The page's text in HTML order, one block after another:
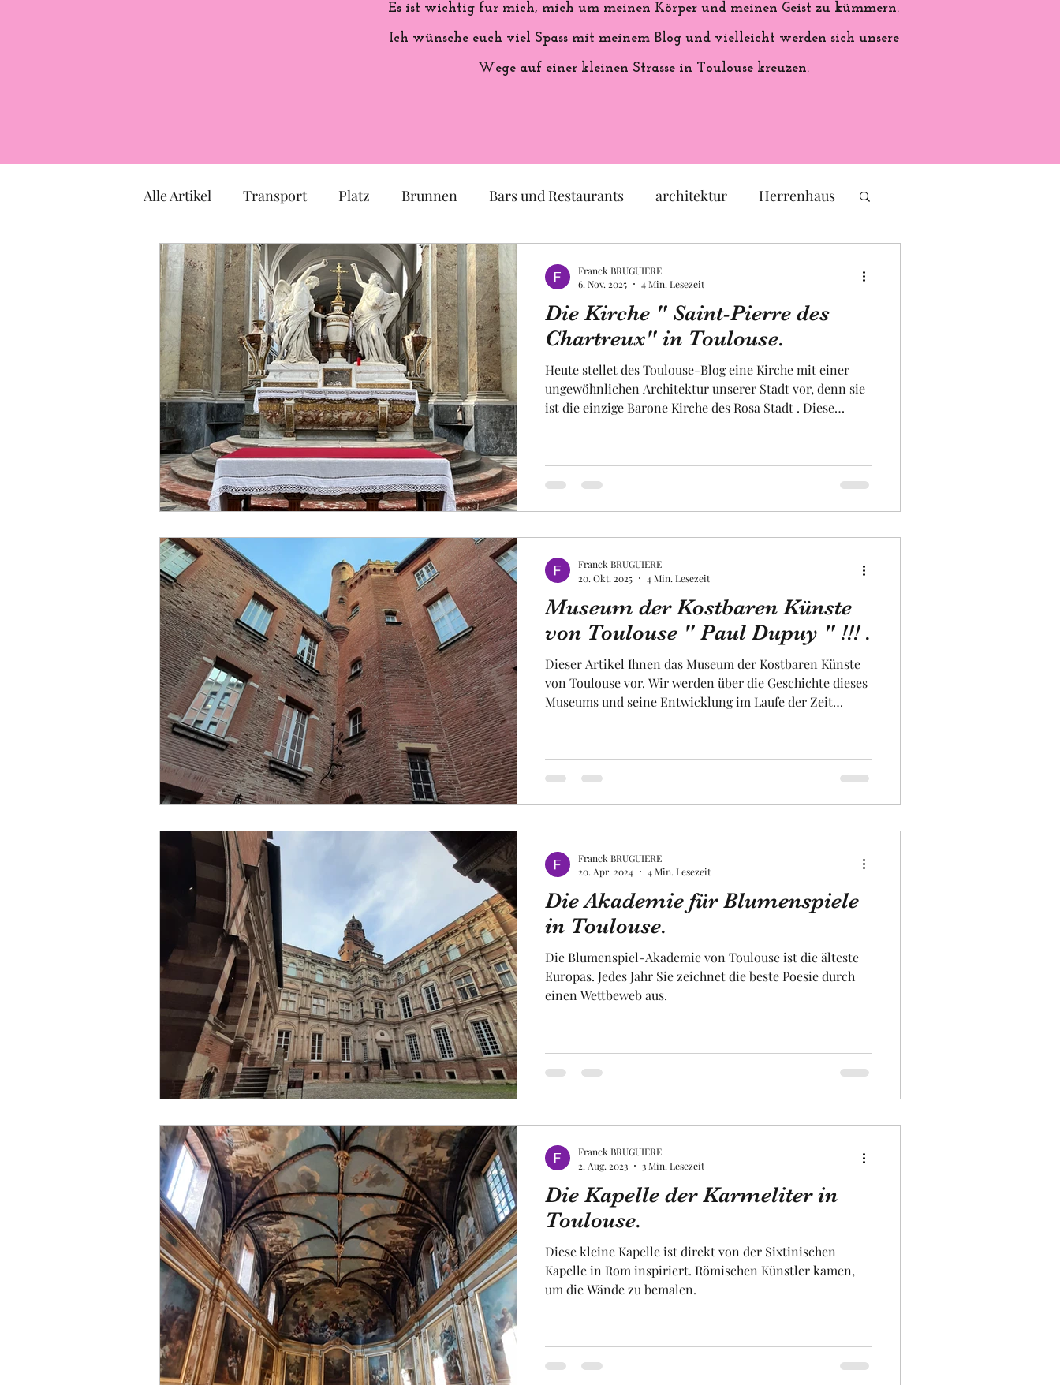
Es ist wichtig fur mich, mich um meinen Körper und meinen Geist zu kümmern.
Ich wünsche euch viel Spass mit meinem Blog und vielleicht werden sich unsere
Wege auf einer kleinen Strasse in Toulouse kreuzen.
Alle Artikel Transport Platz Brunnen Bars und Restaurants architektur Herrenhaus
Markt Kirche Museum Garten Ausstellung
TOULOUSE Okzitanien Politik Statue Skulptur Pastell lokales Handwerk
Designer Handwerker Obst und Gemüse Luftfahrt Fakultät Universität
Religion Festival Europa Raum
Die Kirche " Saint-Pierre des
Chartreux" in Toulouse.
Heute stellet des Toulouse-Blog eine Kirche mit einer
ungewöhnlichen Architektur unserer Stadt vor, denn sie
ist die einzige Barone Kirche des Rosa Stadt . Diese
befindet und wahrhaft beeindruckend ist. Es ist die
einzige barocke Kirche in Toulouse, und sie ist
Kirche ist eine
Franck BRUGUIERE
6. Nov. 2025
4 Min. Lesezeit
Museum der Kostbaren Künste
von Toulouse " Paul Dupuy " !!! .
Dieser Artikel Ihnen das Museum der Kostbaren Künste
von Toulouse vor. Wir werden über die Geschichte dieses
Museums und seine Entwicklung im Laufe der Zeit
Paul Dupuy ", der auf den Ruinen eines alten
Renaissance-Herrenhaus , das bereits das Museum
ist einen Besuch
Franck BRUGUIERE
20. Okt. 2025
4 Min. Lesezeit
Die Akademie für Blumenspiele
in Toulouse.
Die Blumenspiel-Akademie von Toulouse ist die älteste
Europas. Jedes Jahr Sie zeichnet die beste Poesie durch
einen Wettbeweb aus.
Franck BRUGUIERE
20. Apr. 2024
4 Min. Lesezeit
Die Kapelle der Karmeliter in
Toulouse.
Diese kleine Kapelle ist direkt von der Sixtinischen
Kapelle in Rom inspiriert. Römischen Künstler kamen,
um die Wände zu bemalen.
Franck BRUGUIERE
2. Aug. 2023
3 Min. Lesezeit